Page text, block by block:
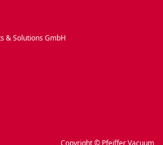
& Solutions GmbH
Copyright © Pfeiffer Vacuum